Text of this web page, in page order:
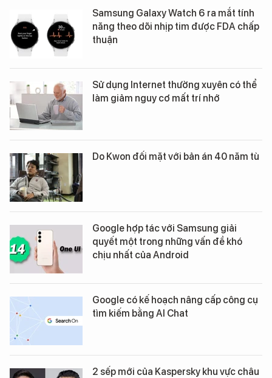
Samsung Galaxy Watch 6 ra mắt tính
năng theo dõi nhịp tim được FDA chấp
thuận
Sử dụng Internet thường xuyên có thể
làm giảm nguy cơ mất trí nhớ
Do Kwon đối mặt với bản án 40 năm tù
Google hợp tác với Samsung giải
quyết một trong những vấn đề khó
chịu nhất của Android
Google có kế hoạch nâng cấp công cụ
tìm kiếm bằng AI Chat
2 sếp mới của Kaspersky khu vực châu